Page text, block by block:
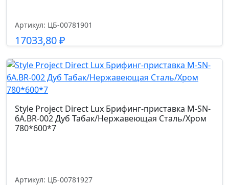
Артикул: ЦБ-00781901
17033,80₽
Подробнее
Style Project Direct Lux Брифинг-приставка M-SN-
6A.BR-002 Дуб Табак/Нержавеющая Сталь/Хром
780*600*7
Артикул: ЦБ-00781927